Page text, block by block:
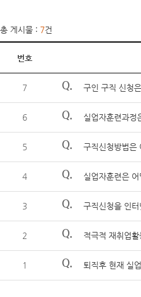
총 게시물 : 7건
번호
7 Q. 구인 구직 신청
6 Q. 실업자훈련과정
5 Q. 구직신청방법은
4 Q. 실업자훈련은
3 Q. 구직신청을 인
2 Q. 적극적 재취업
1 Q. 퇴직후 현재 실